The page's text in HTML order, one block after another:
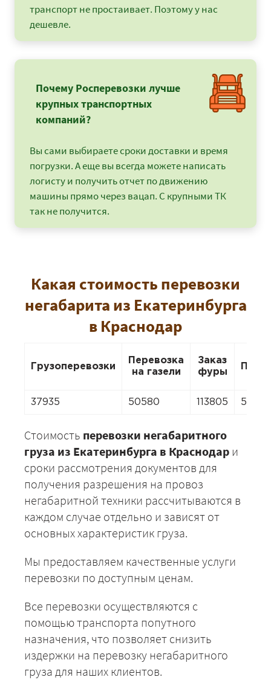
транспорт не простаивает. Поэтому у нас
дешевле.
Почему Росперевозки лучше
крупных транспортных
компаний?
Вы сами выбираете сроки доставки и время
погрузки. А еще вы всегда можете написать
логисту и получить отчет по движению
машины прямо через вацап. С крупными ТК
так не получится.
Какая стоимость перевозки
негабарита из Екатеринбурга
в Краснодар
Грузоперевозки
Перевозка
на газели
Заказ
фуры
37935 50580 113805
Стоимость перевозки негабаритного
груза из Екатеринбурга в Краснодар и
сроки рассмотрения документов для
получения разрешения на провоз
негабаритной техники рассчитываются в
каждом случае отдельно и зависят от
основных характеристик груза.
Мы предоставляем качественные услуги
перевозки по доступным ценам.
Все перевозки осуществляются с
помощью транспорта попутного
назначения, что позволяет снизить
издержки на перевозку негабаритного
груза для наших клиентов.